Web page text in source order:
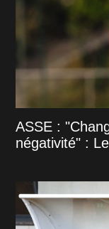
ASSE :
négativité" :